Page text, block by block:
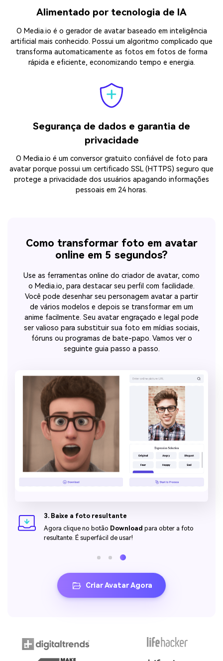
Alimentado por tecnologia de IA
O Media.io é o gerador de avatar baseado em inteligência
artificial mais conhecido. Possui um algoritmo complicado que
transforma automaticamente as fotos em fotos de forma
rápida e eficiente, economizando tempo e energia.
Segurança de dados e garantia de
privacidade
O Media.io é um conversor gratuito confiável de foto para
avatar porque possui um certificado SSL (HTTPS) seguro que
protege a privacidade dos usuários apagando informações
pessoais em 24 horas.
Como transformar foto em avatar
online em 5 segundos?
Use as ferramentas online do criador de avatar, como
o Media.io, para destacar seu perfil com facilidade.
Você pode desenhar seu personagem avatar a partir
de vários modelos e depois se transformar em um
anime facilmente. Seu avatar engraçado e legal pode
ser valioso para substituir sua foto em mídias sociais,
fóruns ou programas de bate-papo. Vamos ver o
seguinte guia passo a passo.
3. Baixe a foto resultante
Agora clique no botão Download para obter a foto
resultante. É superfácil de usar!
Criar Avatar Agora